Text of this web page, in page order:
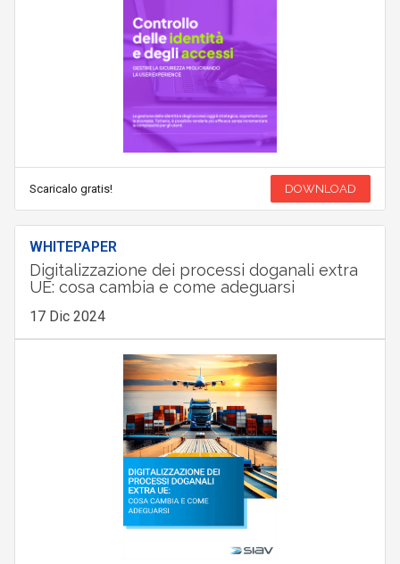
Scaricalo gratis! DOWNLOAD
WHITEPAPER
Digitalizzazione dei processi doganali extra
UE: cosa cambia e come adeguarsi
17 Dic 2024